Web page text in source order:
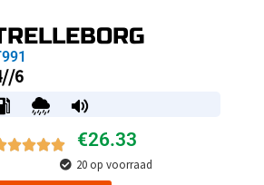
6
€26.33
20 op voorraad